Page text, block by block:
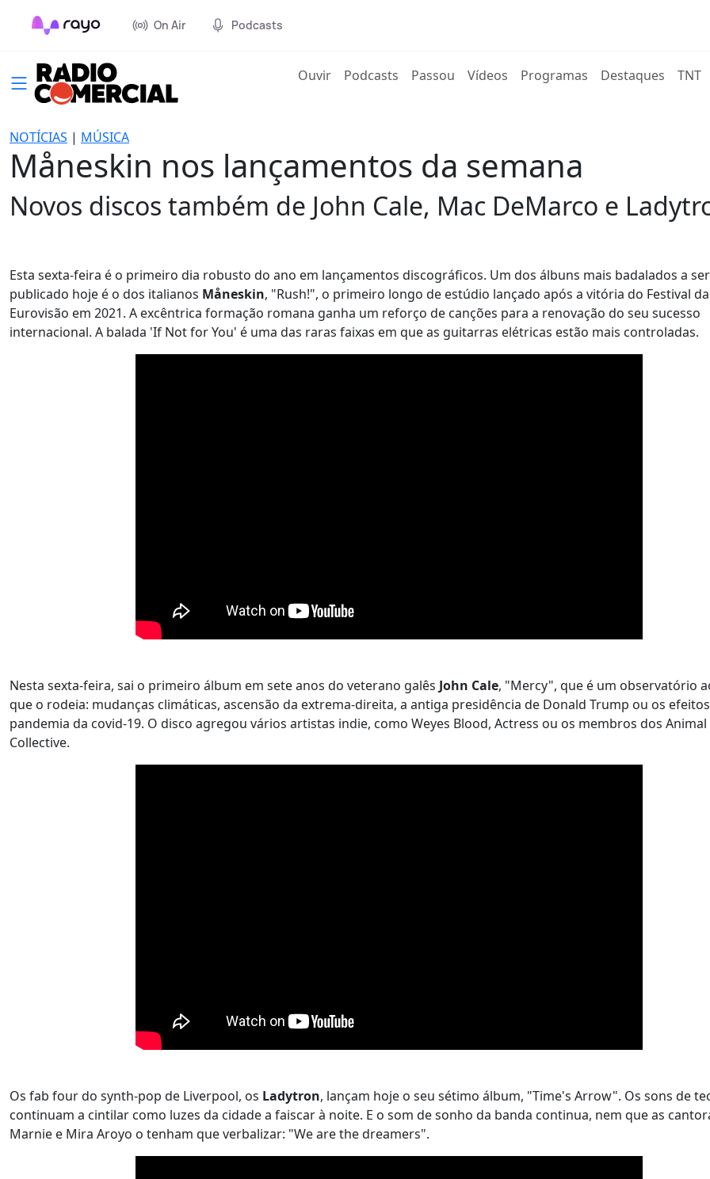
On Air Podcasts
Ouvir(current)
Podcasts Passou Vídeos Programas Destaques TNT
NOTÍCIAS | MÚSICA
Måneskin nos lançamentos da semana
Novos discos também de John Cale, Mac DeMarco e
Esta sexta-feira é o primeiro dia robusto do ano em lançamentos discográficos. Um dos álbuns mais badalados a ser
publicado hoje é o dos italianos Måneskin, "Rush!", o primeiro longo de estúdio lançado após a vitória do Festival da
Eurovisão em 2021. A excêntrica formação romana ganha um reforço de canções para a renovação do seu sucesso
internacional. A balada 'If Not for You' é uma das raras faixas em que as guitarras elétricas estão mais controladas.
Nesta sexta-feira, sai o primeiro álbum em sete anos do veterano galês John Cale, "Mercy", que é um observatório
que o rodeia: mudanças climáticas, ascensão da extrema-direita, a antiga presidência de Donald Trump ou os
pandemia da covid-19. O disco agregou vários artistas indie, como Weyes Blood, Actress ou os membros dos Animal
Collective.
Os fab four do synth-pop de Liverpool, os Ladytron, lançam hoje o seu sétimo álbum, "Time's Arrow". Os sons de
continuam a cintilar como luzes da cidade a faiscar à noite. E o som de sonho da banda continua, nem que as
Marnie e Mira Aroyo o tenham que verbalizar: "We are the dreamers".